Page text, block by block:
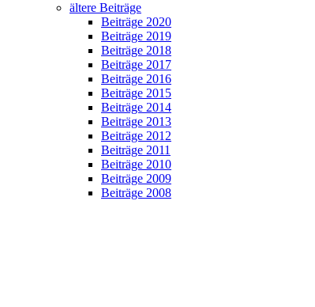
ältere Beiträge
Beiträge 2020
Beiträge 2019
Beiträge 2018
Beiträge 2017
Beiträge 2016
Beiträge 2015
Beiträge 2014
Beiträge 2013
Beiträge 2012
Beiträge 2011
Beiträge 2010
Beiträge 2009
Beiträge 2008